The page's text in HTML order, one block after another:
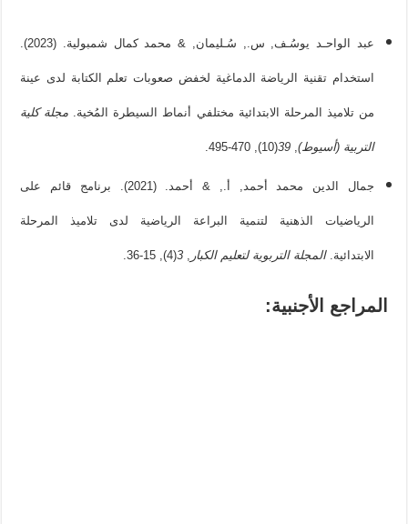
عبد الواحـد يوسُـف, س., سُـليمان, & محمد كمال شمبولية. (2023).
استخدام تقنية الرياضة الدماغية لخفض صعوبات تعلم الكتابة لدى عينة
من تلاميذ المرحلة الابتدائية مختلفي أنماط السيطرة المُخية. مجلة کلية
التربية (أسيوط),
39
(10), 470-495.
جمال الدين محمد أحمد, أ., & أحمد. (2021). برنامج قائم على
الرياضيات الذهنية لتنمية البراعة الرياضية لدى تلاميذ المرحلة
الابتدائية.المجلة التربوية لتعليم الکبار ,
3
(4), 15-36.
المراجع الأجنبية: